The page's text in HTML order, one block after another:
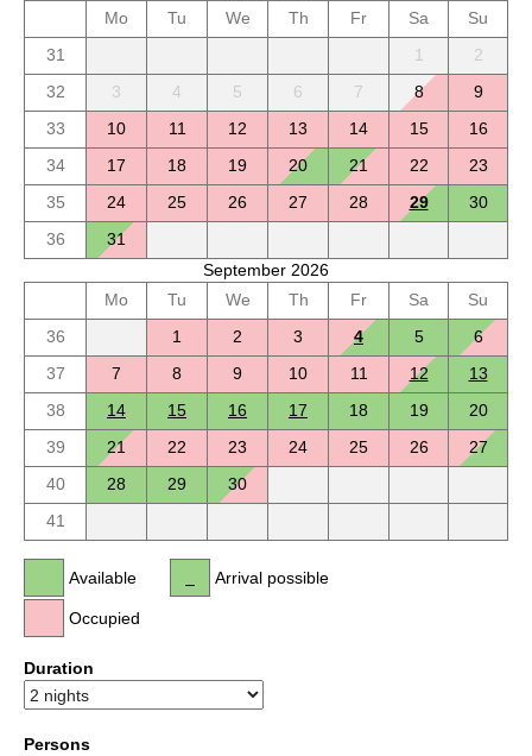
Mo
Tu We Th Fr Sa
Su
31
1
2
32
3 4 5 6 7 8
9
33
10 11 12 13 14 15
16
34
17 18 19 20 21 22
23
35
24 25 26 27 28 29
30
36
31
September 2026
Mo
Tu We Th Fr Sa
Su
36
1 2 3 4 5
6
37
7 8 9 10 11 12
13
38
14 15 16 17 18 19
20
39
21 22 23 24 25 26
27
40
28 29
30
41
Available
Occupied
Arrival possible
Duration
Persons